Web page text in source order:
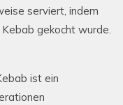
serviert, indem
gekocht wurde.
ist ein